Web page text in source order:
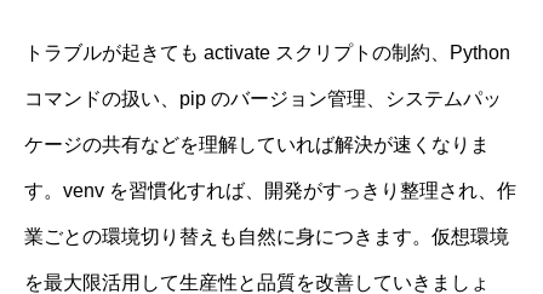
トラブルが起きても activate スクリプトの制約、Python
コマンドの扱い、pip のバージョン管理、システムパッ
ケージの共有などを理解していれば解決が速くなりま
す。venv を習慣化すれば、開発がすっきり整理され、作
業ごとの環境切り替えも自然に身につきます。仮想環境
を最大限活用して生産性と品質を改善していきましょ